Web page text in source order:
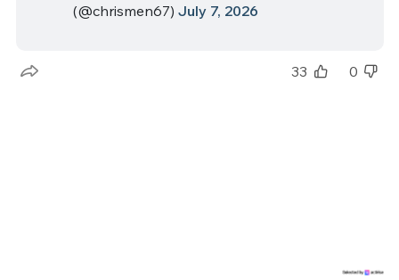
(@chrismen67) July 7, 2026
33 0